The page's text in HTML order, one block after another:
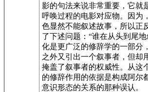
影的句法来说非常重要，它就
呼唤过程的电影对应物。因为
色显然不能叙述故事，所以正
了下述问题：“谁在从头到尾
化是更广泛的修辞学的一部分
之外又引出一个叙事者，但却
掩盖了叙事者的权威性。从这
的修辞作用的依据是构成阿尔
意识形态的关系的那种误认。